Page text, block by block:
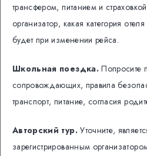
трансфером, питанием и
организатор, какая категория
будет при изменении рейса.
Школьная поездка.Попросите
сопровождающих, правила
транспорт, питание, согласия
Авторский тур.Уточните,
зарегистрированным